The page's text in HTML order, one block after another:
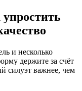
и несколько
держите за счёт
силуэт важнее, чем